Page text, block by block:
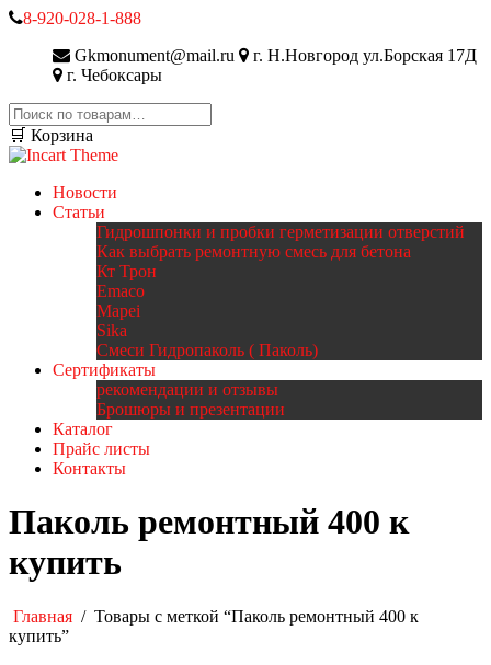
8-920-028-1-888
Gkmonument@mail.ru
г. Н.Новгород ул.Борская 17Д
г. Чебоксары
Искать:
🛒 Корзина
Новости
Статьи
Гидрошпонки и пробки герметизации отверстий
Как выбрать ремонтную смесь для бетона
Кт Трон
Emaco
Mapei
Sika
Смеси Гидропаколь ( Паколь)
Сертификаты
рекомендации и отзывы
Брошюры и презентации
Каталог
Прайс листы
Контакты
Паколь ремонтный 400 к
купить
Главная / Товары с меткой “Паколь ремонтный 400 к
купить”